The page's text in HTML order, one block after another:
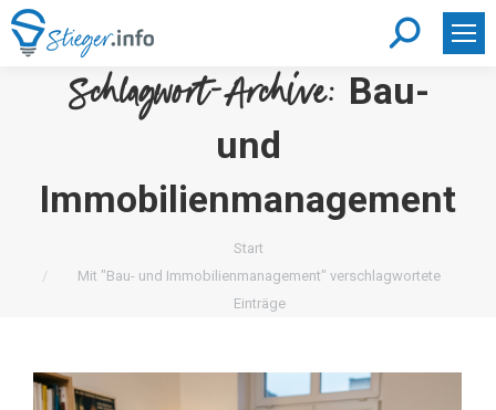
Search:
Schlagwort-Archive: Bau-
und
Immobilienmanagement
Start
Mit "Bau- und Immobilienmanagement" verschlagwortete
Einträge